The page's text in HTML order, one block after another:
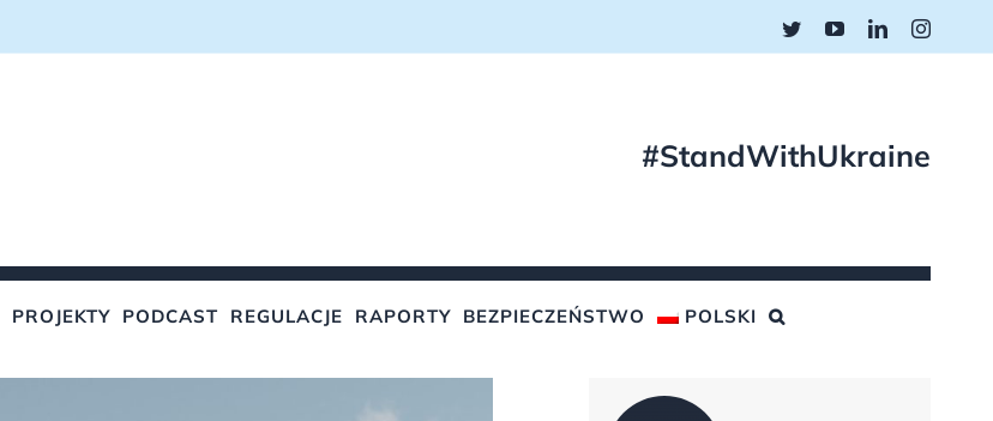
TwitterYouTubeLinkedIn
#StandWithUkraine
PROJEKTY PODCAST REGULACJE RAPORTY BEZPIECZEŃSTWO POLSKI